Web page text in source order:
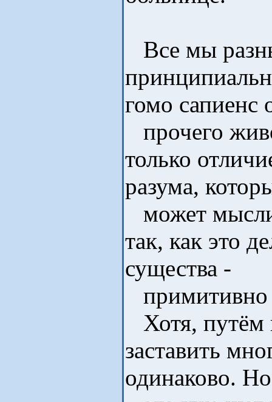
Все мы
гомо сапиенс
прочего
только
разума,
может
так, как это
существа -
примитивно
Хотя,
заставить
одинаково. Но